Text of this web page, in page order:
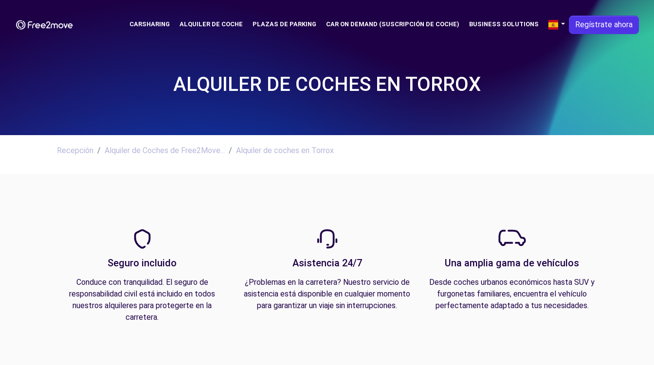
CARSHARING ALQUILER DE COCHE PLAZAS DE PARKING CAR ON DEMAND (SUSCRIPCIÓN DE COCHE) BUSINESS SOLUTIONS Regístrate ahora
ALQUILER DE COCHES EN TORROX
Recepción Alquiler de Coches de Free2Move... Alquiler de coches en Torrox
Seguro incluido
Conduce con tranquilidad. El seguro de
responsabilidad civil está incluido en todos
nuestros alquileres para protegerte en la
carretera.
Asistencia 24/7
¿Problemas en la carretera? Nuestro servicio de
asistencia está disponible en cualquier momento
para garantizar un viaje sin interrupciones.
Una amplia gama de vehículos
Desde coches urbanos económicos hasta SUV y
furgonetas familiares, encuentra el vehículo
perfectamente adaptado a tus necesidades.